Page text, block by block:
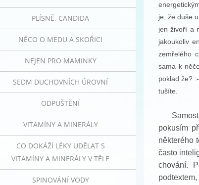
PLÍSNĚ, CANDIDA
NĚCO O MEDU A SKOŘICI
NEJEN PRO MAMINKY
SEDM DUCHOVNÍCH ÚROVNÍ
ODPUŠTĚNÍ
VITAMÍNY A MINERÁLY
CO DOKÁŽÍ LÉKY UDĚLAT S
VITAMÍNY A MINERÁLY V TĚLE
SPINOVÁNÍ VODY
je, že duše
jen živoří a
jakoukoliv
zemřelého
sama k
poklad že?
tušíte.
pokusím
některého
často
chování.